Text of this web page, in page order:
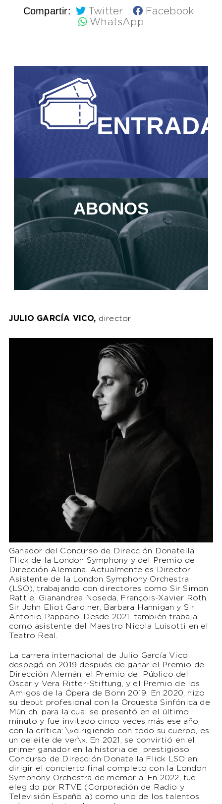
Compartir: Twitter
Facebook
WhatsApp
ABONOS
JULIO GARCÍA VICO, director
Ganador del Concurso de Dirección Donatella
Flick de la London Symphony y del Premio de
Dirección Alemana. Actualmente es Director
Asistente de la London Symphony Orchestra
(LSO), trabajando con directores como Sir Simon
Rattle, Gianandrea Noseda, François-Xavier Roth,
Sir John Eliot Gardiner, Barbara Hannigan y Sir
Antonio Pappano. Desde 2021, también trabaja
como asistente del Maestro Nicola Luisotti en el
Teatro Real.
La carrera internacional de Julio García Vico
despegó en 2019 después de ganar el Premio de
Dirección Alemán, el Premio del Público del
Oscar y Vera Ritter-Stiftung, y el Premio de los
Amigos de la Ópera de Bonn 2019. En 2020, hizo
su debut profesional con la Orquesta Sinfónica de
Múnich, para la cual se presentó en el último
minuto y fue invitado cinco veces más ese año,
con la crítica: \»dirigiendo con todo su cuerpo, es
un deleite de ver\». En 2021, se convirtió en el
primer ganador en la historia del prestigioso
Concurso de Dirección Donatella Flick LSO en
dirigir el concierto final completo con la London
Symphony Orchestra de memoria. En 2022, fue
elegido por RTVE (Corporación de Radio y
Televisión Española) como uno de los talentos